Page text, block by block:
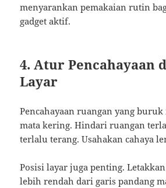
menyarankan pemakaian rutin
gadget aktif.
4. Atur Pencahayaan
Layar
Pencahayaan ruangan yang
mata kering. Hindari ruangan
terlalu terang. Usahakan cahaya
Posisi layar juga penting.
lebih rendah dari garis pandang